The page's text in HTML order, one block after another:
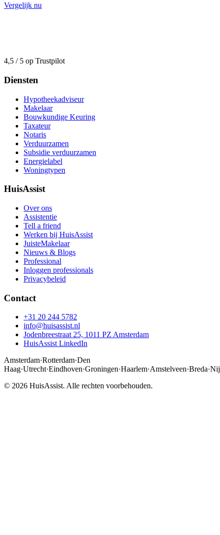
Vergelijk nu
4,5 / 5 op Trustpilot
Diensten
Hypotheekadviseur
Makelaar
Bouwkundige Keuring
Taxateur
Notaris
Verduurzamen
Subsidie verduurzamen
Energielabel
Woningtypen
HuisAssist
Over ons
Assistentie
Tell a friend
Werken bij HuisAssist
JuisteMakelaar
Nieuws & Blogs
Professional
Inloggen professionals
Privacybeleid
Contact
+31 20 244 5782
info@huisassist.nl
Jodenbreestraat 25, 1011 PZ Amsterdam
HuisAssist LinkedIn
Amsterdam·Rotterdam·Den
Haag·Utrecht·Eindhoven·Groningen·Haarlem·Amstelveen·Breda·
© 2026 HuisAssist. Alle rechten voorbehouden.